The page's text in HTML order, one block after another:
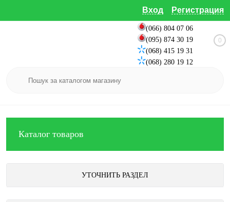
Вход Регистрация
(066) 804 07 06
(095) 874 30 19
(068) 415 19 31
(068) 280 19 12
0
Каталог товаров
УТОЧНИТЬ РАЗДЕЛ